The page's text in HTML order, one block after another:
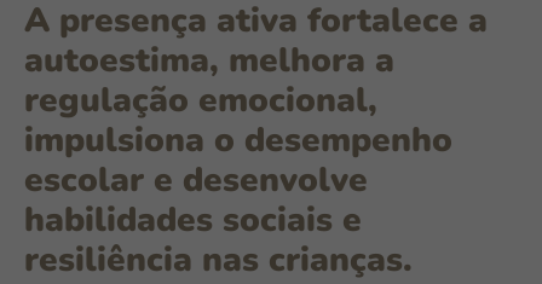
A presença ativa fortalece a
autoestima, melhora a
regulação emocional,
impulsiona o desempenho
escolar e desenvolve
habilidades sociais e
resiliência nas crianças.